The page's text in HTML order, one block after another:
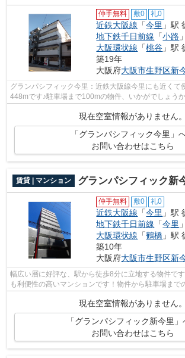
仲手無料 敷0 礼0
近鉄大阪線 「今里 」駅
地下鉄千日前線 「小路
大阪環状線 「桃谷 」駅
築19年
大阪府大阪市生野区新
グランパシフィック今里：近鉄大阪線今里にも近くて
448mです♪駐車場まで100mの物件、いかがでしょう
現在空室情報がありません。
「グランパシフィック今里」
お問い合わせはこちら
賃貸 | マンション グランパシフィック新
仲手無料 敷0 礼0
近鉄大阪線 「今里 」駅
地下鉄千日前線 「今里
大阪環状線 「鶴橋 」駅
築10年
大阪府大阪市生野区新
幅広い層に好評な、駅から徒歩8分に立地する物件で
も利便性の高いマンションです！物件から駐車場まで
メンテナンスフリーになることが外観タ...
現在空室情報がありません。
「グランパシフィック新今里」
お問い合わせはこちら